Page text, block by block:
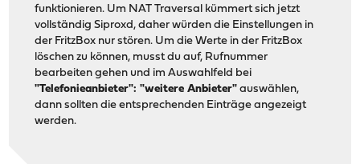
funktionieren. Um NAT Traversal kümmert sich jetzt
vollständig Siproxd, daher würden die Einstellungen in
der FritzBox nur stören. Um die Werte in der FritzBox
löschen zu können, musst du auf, Rufnummer
bearbeiten gehen und im Auswahlfeld bei
"Telefonieanbieter": "weitere Anbieter" auswählen,
dann sollten die entsprechenden Einträge angezeigt
werden.